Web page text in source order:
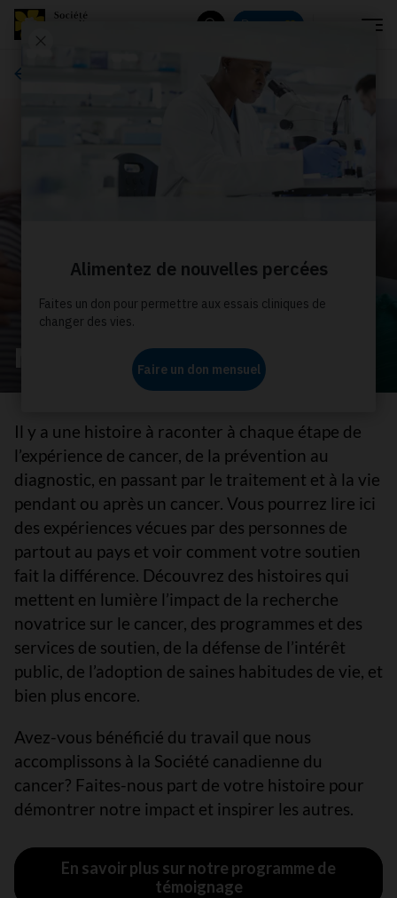
Donnez
Nos histoires
Il y a une histoire à raconter à chaque étape de
l’expérience de cancer, de la prévention au
diagnostic, en passant par le traitement et à la vie
pendant ou après un cancer. Vous pourrez lire ici
des expériences vécues par des personnes de
partout au pays et voir comment votre soutien
fait la différence. Découvrez des histoires qui
mettent en lumière l’impact de la recherche
novatrice sur le cancer, des programmes et des
services de soutien, de la défense de l’intérêt
public, de l’adoption de saines habitudes de vie, et
bien plus encore.
Avez-vous bénéficié du travail que nous
accomplissons à la Société canadienne du
cancer? Faites-nous part de votre histoire pour
démontrer notre impact et inspirer les autres.
En savoir plus sur notre programme de
témoignage